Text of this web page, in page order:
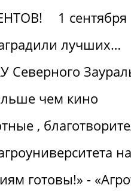
1 сентября
лучших…
Северного
чем кино
,
готовы!» -